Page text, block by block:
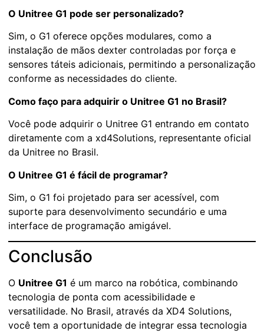
O Unitree G1 pode ser personalizado?
Sim, o G1 oferece opções modulares, como a
instalação de mãos dexter controladas por força e
sensores táteis adicionais, permitindo a personalização
conforme as necessidades do cliente.
Como faço para adquirir o Unitree G1 no Brasil?
Você pode adquirir o Unitree G1 entrando em contato
diretamente com a xd4Solutions, representante oficial
da Unitree no Brasil.
O Unitree G1 é fácil de programar?
Sim, o G1 foi projetado para ser acessível, com
suporte para desenvolvimento secundário e uma
interface de programação amigável.
Conclusão
O Unitree G1 é um marco na robótica, combinando
tecnologia de ponta com acessibilidade e
versatilidade. No Brasil, através da XD4 Solutions,
você tem a oportunidade de integrar essa tecnologia